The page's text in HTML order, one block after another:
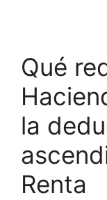
Qué
la
Renta